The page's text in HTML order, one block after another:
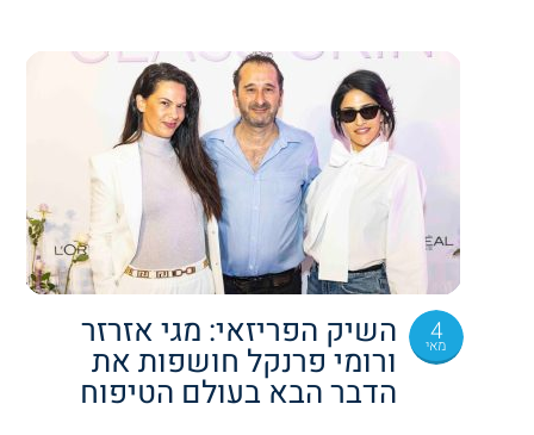
4
מאי השיק הפריזאי: מגי אזרזר
ורומי פרנקל חושפות את
הדבר הבא בעולם הטיפוח